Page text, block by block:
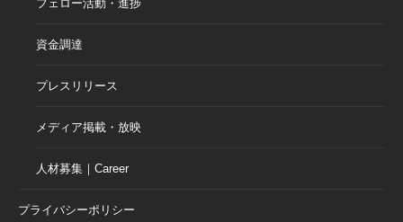
フェロー活動・進捗
資金調達
プレスリリース
メディア掲載・放映
人材募集｜Career
プライバシーポリシー